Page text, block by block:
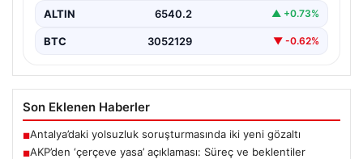
ALTIN 6540.2 ▲ +0.73%
BTC 3052129 ▼ -0.62%
Son Eklenen Haberler
■Antalya’daki yolsuzluk soruşturmasında iki yeni gözaltı
■AKP’den ‘çerçeve yasa’ açıklaması: Süreç ve beklentiler